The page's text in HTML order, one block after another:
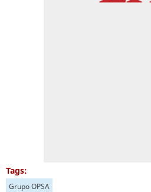
Tags:
Grupo OPSA